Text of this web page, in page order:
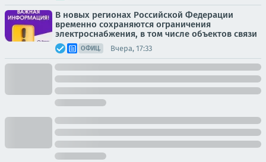
В новых регионах Российской Федерации
временно сохраняются ограничения
электроснабжения, в том числе объектов связи
ОФИЦ. Вчера, 17:33